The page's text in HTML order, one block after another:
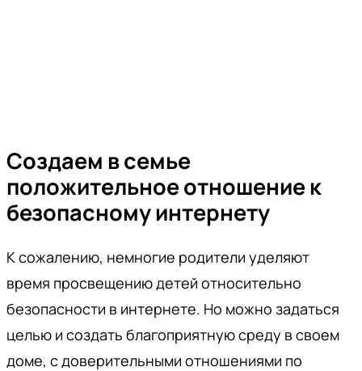
Создаем в семье
положительное отношение к
безопасному интернету
К сожалению, немногие родители уделяют
время просвещению детей относительно
безопасности в интернете. Но можно задаться
целью и создать благоприятную среду в своем
доме, с доверительными отношениями по